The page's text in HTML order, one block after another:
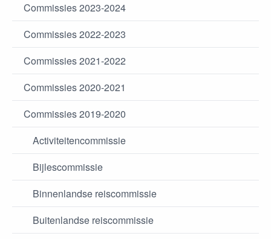
Commissies 2023-2024
Commissies 2022-2023
Commissies 2021-2022
Commissies 2020-2021
Commissies 2019-2020
Activiteitencommissie
Bijlescommissie
Binnenlandse reiscommissie
Buitenlandse reiscommissie